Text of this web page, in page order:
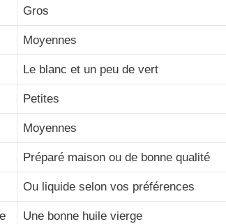
Gros
Moyennes
Le blanc et un peu de vert
Petites
Moyennes
Préparé maison ou de bonne qualité
Ou liquide selon vos préférences
Une bonne huile vierge